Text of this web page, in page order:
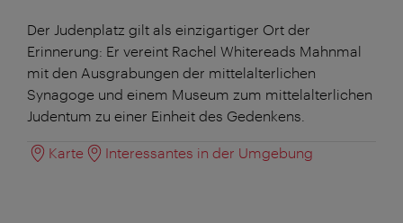
Der Judenplatz gilt als einzigartiger Ort der
Erinnerung: Er vereint Rachel Whitereads Mahnmal
mit den Ausgrabungen der mittelalterlichen
Synagoge und einem Museum zum mittelalterlichen
Judentum zu einer Einheit des Gedenkens.
Karte Interessantes in der Umgebung